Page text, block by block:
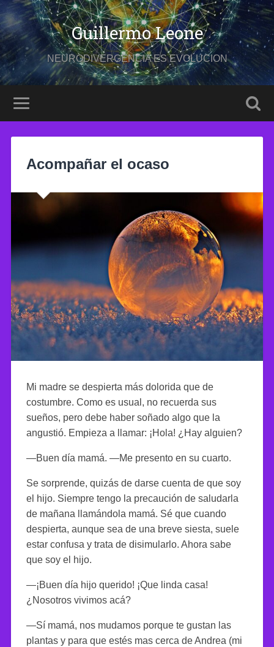
Guillermo Leone
NEURODIVERGENCIA ES EVOLUCION
Acompañar el ocaso
Mi madre se despierta más dolorida que de
costumbre. Como es usual, no recuerda sus
sueños, pero debe haber soñado algo que la
angustió. Empieza a llamar: ¡Hola! ¿Hay alguien?
—Buen día mamá. —Me presento en su cuarto.
Se sorprende, quizás de darse cuenta de que soy
el hijo. Siempre tengo la precaución de saludarla
de mañana llamándola mamá. Sé que cuando
despierta, aunque sea de una breve siesta, suele
estar confusa y trata de disimularlo. Ahora sabe
que soy el hijo.
—¡Buen día hijo querido! ¡Que linda casa!
¿Nosotros vivimos acá?
—Sí mamá, nos mudamos porque te gustan las
plantas y para que estés mas cerca de Andrea (mi